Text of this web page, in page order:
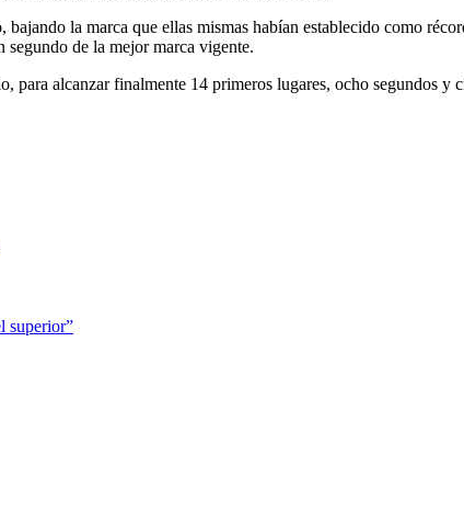
la marca que ellas mismas habían establecido como
de la mejor marca vigente.
alcanzar finalmente 14 primeros lugares, ocho segundos y
superior”